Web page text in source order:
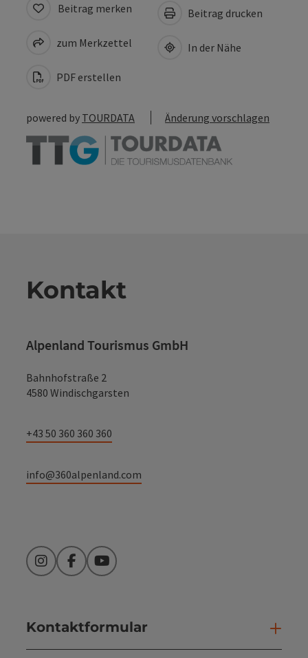
Beitrag merken
zum Merkzettel
PDF erstellen
Beitrag drucken
In der Nähe
powered by TOURDATA Änderung vorschlagen
Kontakt
Alpenland Tourismus GmbH
Bahnhofstraße 2
4580 Windischgarsten
+43 50 360 360 360
info@360alpenland.com
InstagramFacebookYouTube
Kontaktformular